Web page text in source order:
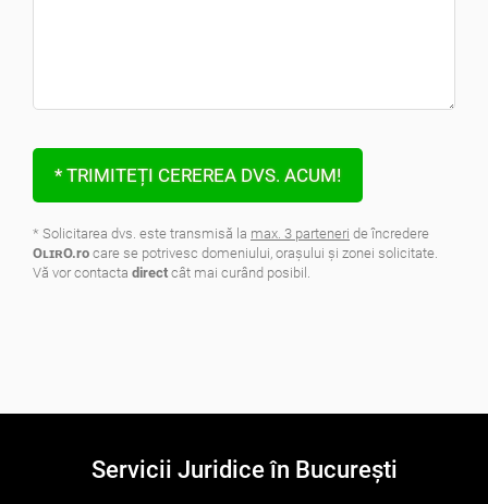
* TRIMITEȚI CEREREA DVS. ACUM!
* Solicitarea dvs. este transmisă la max. 3 parteneri de încredere
OʟɪʀO.ro care se potrivesc domeniului, oraşului şi zonei solicitate.
Vă vor contacta direct cât mai curând posibil.
Servicii Juridice în București